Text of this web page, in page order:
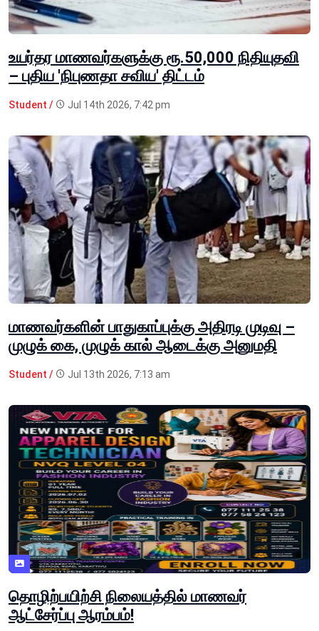
உயர்தர மாணவர்களுக்கு ரூ.50,000 நிதியுதவி
– புதிய 'நிபுணதா சவிய' திட்டம்
Student / Jul 14th 2026, 7:42 pm
மாணவர்களின் பாதுகாப்புக்கு அதிரடி முடிவு –
முழுக் கை, முழுக் கால் ஆடைக்கு அனுமதி
Student / Jul 13th 2026, 7:13 am
தொழிற்பயிற்சி நிலையத்தில் மாணவர்
ஆட்சேர்ப்பு ஆரம்பம்!